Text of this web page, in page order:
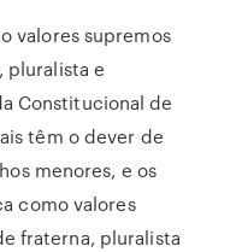
valores supremos
pluralista e
Constitucional de
têm o dever de
menores, e os
como valores
fraterna, pluralista